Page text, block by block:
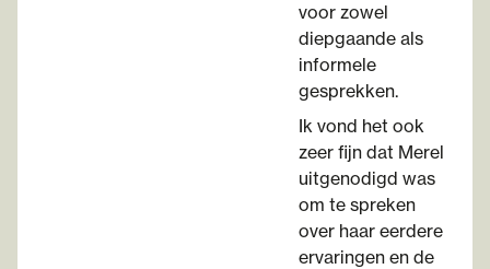
voor zowel
diepgaande als
informele
gesprekken.
Ik vond het ook
zeer fijn dat Merel
uitgenodigd was
om te spreken
over haar eerdere
ervaringen en de